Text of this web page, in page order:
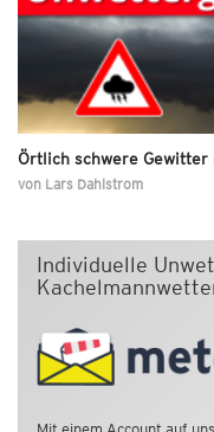
Örtlich schwere
von Lars Dahlstrom
Individuelle